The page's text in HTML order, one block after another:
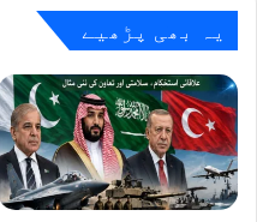
گی،
فیلڈ
مارشل
یہ بھی پڑھیے